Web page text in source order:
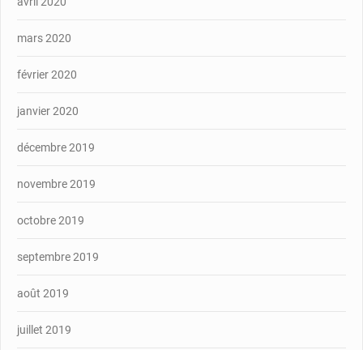
mars 2020
février 2020
janvier 2020
décembre 2019
novembre 2019
octobre 2019
septembre 2019
août 2019
juillet 2019